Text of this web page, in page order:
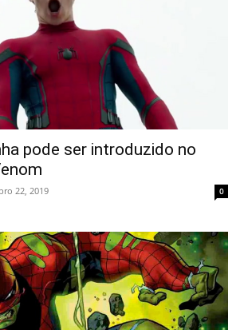
pode ser introduzido no
22, 2019 0